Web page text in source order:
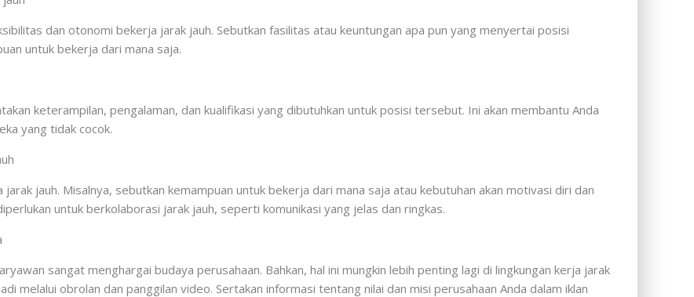
dan otonomi bekerja jarak jauh. Sebutkan fasilitas atau keuntungan apa pun yang menyertai posisi
untuk bekerja dari mana saja.
keterampilan, pengalaman, dan kualifikasi yang dibutuhkan untuk posisi tersebut. Ini akan membantu Anda
yang tidak cocok.
jauh. Misalnya, sebutkan kemampuan untuk bekerja dari mana saja atau kebutuhan akan motivasi diri dan
untuk berkolaborasi jarak jauh, seperti komunikasi yang jelas dan ringkas.
sangat menghargai budaya perusahaan. Bahkan, hal ini mungkin lebih penting lagi di lingkungan kerja jarak
melalui obrolan dan panggilan video. Sertakan informasi tentang nilai dan misi perusahaan Anda dalam iklan